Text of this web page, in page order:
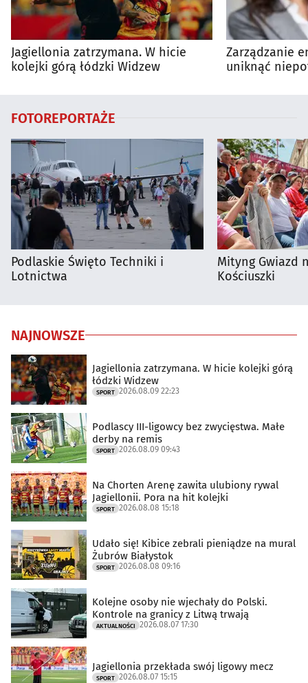
Jagiellonia zatrzymana. W hicie
kolejki górą łódzki Widzew
Zarządzanie
uniknąć
FOTOREPORTAŻE
Podlaskie Święto Techniki i
Lotnictwa
Mityng Gwiazd
Kościuszki
NAJNOWSZE
Jagiellonia zatrzymana. W hicie kolejki górą
łódzki Widzew
SPORT 2026.08.09 22:23
Podlascy III-ligowcy bez zwycięstwa. Małe
derby na remis
SPORT 2026.08.09 09:43
Na Chorten Arenę zawita ulubiony rywal
Jagiellonii. Pora na hit kolejki
SPORT 2026.08.08 15:18
Udało się! Kibice zebrali pieniądze na mural
Żubrów Białystok
SPORT 2026.08.08 09:16
Kolejne osoby nie wjechały do Polski.
Kontrole na granicy z Litwą trwają
AKTUALNOŚCI 2026.08.07 17:30
Jagiellonia przekłada swój ligowy mecz
SPORT 2026.08.07 15:15